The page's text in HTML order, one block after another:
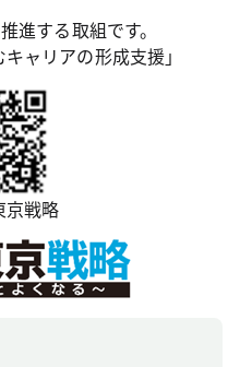
進する取組です。
ャリアの形成支援」
戦略